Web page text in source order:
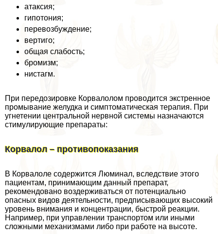
атаксия;
гипотония;
перевозбуждение;
вертиго;
общая слабость;
бромизм;
нистагм.
При передозировке Корвалолом проводится экстренное
промывание желудка и симптоматическая терапия. При
угнетении центральной нервной системы назначаются
стимулирующие препараты:
Корвалол – противопоказания
В Корвалоле содержится Люминал, вследствие этого
пациентам, принимающим данный препарат,
рекомендовано воздерживаться от потенциально
опасных видов деятельности, предписывающих высокий
уровень внимания и концентрации, быстрой реакции.
Например, при управлении трaнcпортом или иными
сложными механизмами либо при работе на высоте.